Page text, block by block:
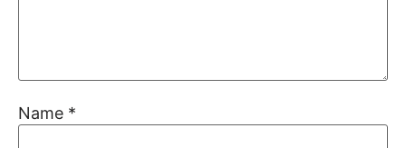
Name *